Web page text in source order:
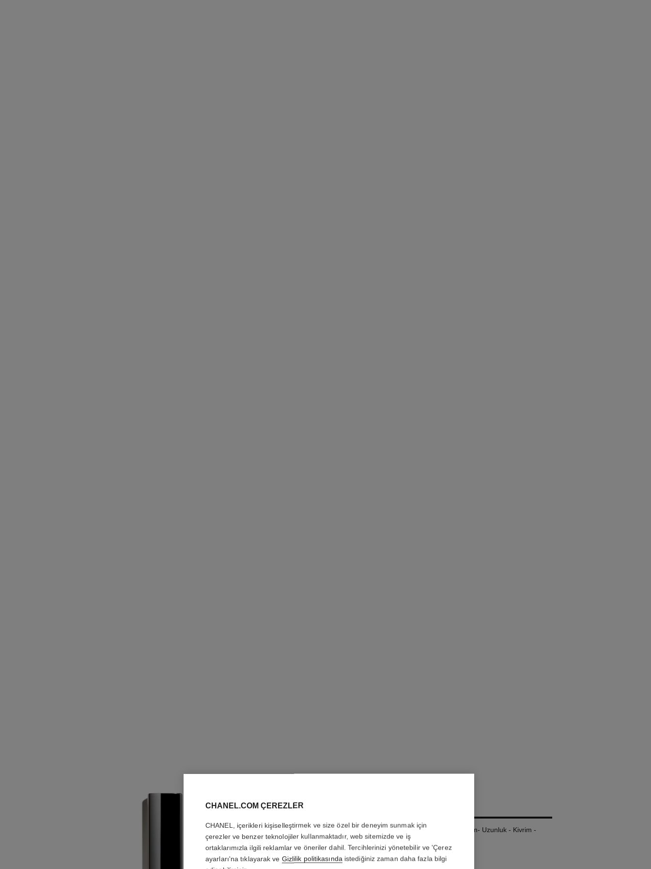
Hepsi̇ Bi̇r Arada Maskara: Haci̇m- Uzunluk - Kivrim -
Beli̇rgi̇nli̇k
Daha fazla ayrıntı
CHANEL.COM ÇEREZLER
CHANEL, içerikleri kişiselleştirmek ve size özel bir deneyim sunmak için
çerezler ve benzer teknolojiler kullanmaktadır, web sitemizde ve iş
ortaklarımızla ilgili reklamlar ve öneriler dahil. Tercihlerinizi yönetebilir ve 'Çerez
ayarları'na tıklayarak ve Gizlilik politikasındaistediğiniz zaman daha fazla bilgi